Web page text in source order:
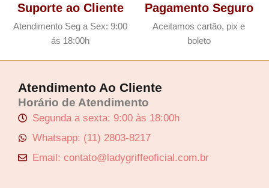
Suporte ao Cliente
Atendimento Seg a Sex: 9:00
ás 18:00h
Pagamento Seguro
Aceitamos cartão, pix e
boleto
Atendimento Ao Cliente
Horário de Atendimento
Segunda a sexta: 9:00 às 18:00h
Whatsapp: (11) 2803-8217
Email: contato@ladygriffeoficial.com.br